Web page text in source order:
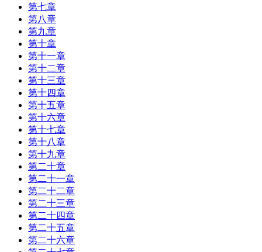
第七章
第八章
第九章
第十章
第十一章
第十二章
第十三章
第十四章
第十五章
第十六章
第十七章
第十八章
第十九章
第二十章
第二十一章
第二十二章
第二十三章
第二十四章
第二十五章
第二十六章